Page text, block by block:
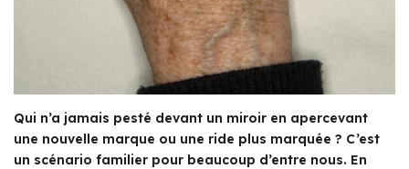
Qui n’a jamais pesté devant un miroir en apercevant
une nouvelle marque ou une ride plus marquée ? C’est
un scénario familier pour beaucoup d’entre nous. En